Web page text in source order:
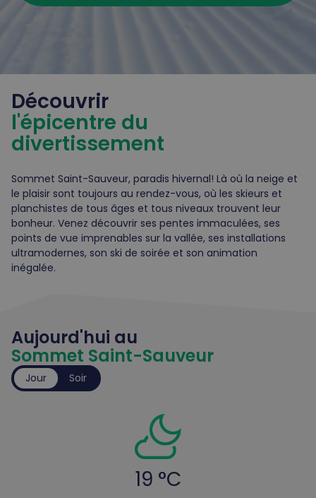
Découvrir
l'épicentre du
divertissement
Sommet Saint-Sauveur, paradis hivernal! Là où la neige et
le plaisir sont toujours au rendez-vous, où les skieurs et
planchistes de tous âges et tous niveaux trouvent leur
bonheur. Venez découvrir ses pentes immaculées, ses
points de vue imprenables sur la vallée, ses installations
ultramodernes, son ski de soirée et son animation
inégalée.
Aujourd'hui au
Sommet Saint-Sauveur
Jour Soir
19 °C